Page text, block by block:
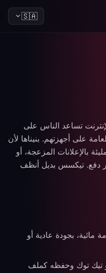
🇸🇦
تساعد الناس على
على أجهزتهم. بنيناها لأن
بالإعلانات المزعجة، أو
دفع. تيكسس بديل أنظف
مائية، بجودة عادية أو
تيك توك وحفظه كملف